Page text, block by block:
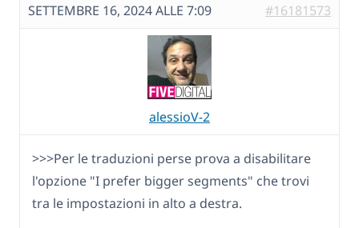
SETTEMBRE 16, 2024 ALLE 7:09 #16181573
alessioV-2
>>>Per le traduzioni perse prova a disabilitare
l'opzione "I prefer bigger segments" che trovi
tra le impostazioni in alto a destra.